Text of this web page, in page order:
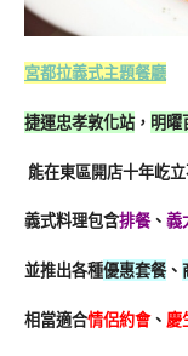
宮都拉義式主題餐廳
捷運忠孝敦化站， 明曜
能在東區開店十年屹
義式料理包含排餐、 義
並推出各種優惠套餐、
相當適合情侶約會、 慶